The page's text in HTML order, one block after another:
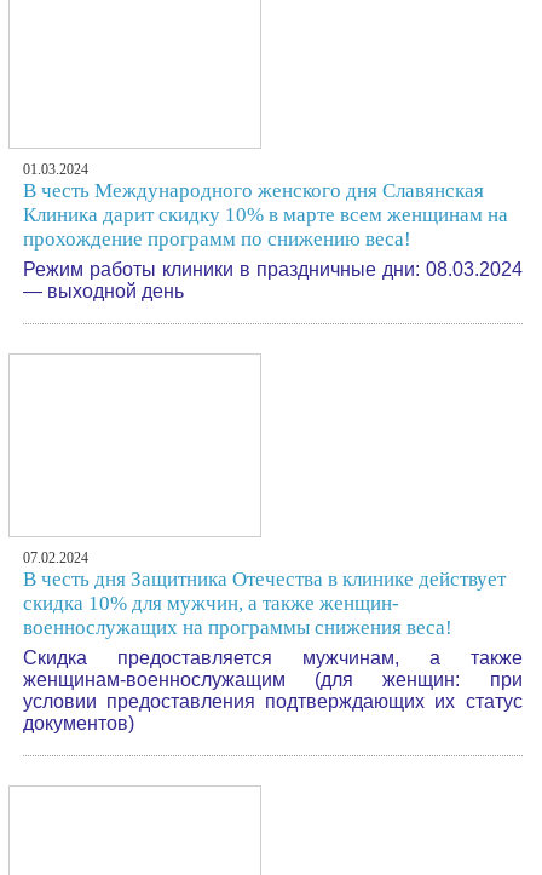
01.03.2024
В честь Международного женского дня Славянская
Клиника дарит скидку 10% в марте всем женщинам на
прохождение программ по снижению веса!
Режим работы клиники в праздничные дни: 08.03.2024
— выходной день
07.02.2024
В честь дня Защитника Отечества в клинике действует
скидка 10% для мужчин, а также женщин-
военнослужащих на программы снижения веса!
Скидка предоставляется мужчинам, а также
женщинам-военнослужащим (для женщин: при
условии предоставления подтверждающих их статус
документов)